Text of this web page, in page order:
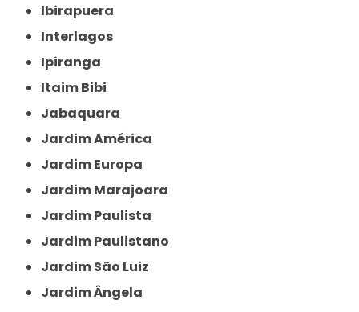
Ibirapuera
Interlagos
Ipiranga
Itaim Bibi
Jabaquara
Jardim América
Jardim Europa
Jardim Marajoara
Jardim Paulista
Jardim Paulistano
Jardim São Luiz
Jardim Ângela